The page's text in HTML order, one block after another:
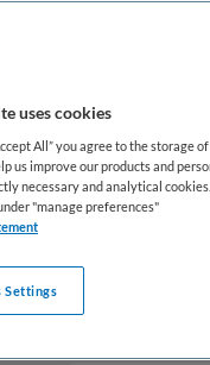
organisatie en
rol van een
het coördineren
toegankelijke
een
veranderende
uses cookies
All” you agree to the storage
us improve our products and
necessary and analytical
"manage preferences"
Settings